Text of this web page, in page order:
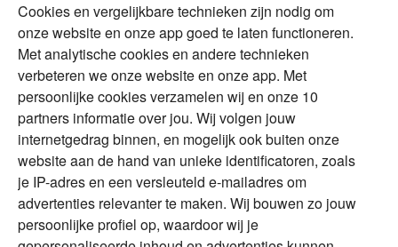
Duurzaam
Vermogensplanning
Tweede huis in
buitenland
DGA
Erfenis
Over Financial Focus
Specialisten
Financial Focus
magazine
The Exit Years
Contact
Alles voor en over vermogenden.
Cookies en vergelijkbare technieken zijn nodig om
onze website en onze app goed te laten functioneren.
Met analytische cookies en andere technieken
verbeteren we onze website en onze app. Met
persoonlijke cookies verzamelen wij en onze 10
partners informatie over jou. Wij volgen jouw
internetgedrag binnen, en mogelijk ook buiten onze
website aan de hand van unieke identificatoren, zoals
je IP-adres en een versleuteld e-mailadres om
advertenties relevanter te maken. Wij bouwen zo jouw
persoonlijke profiel op, waardoor wij je